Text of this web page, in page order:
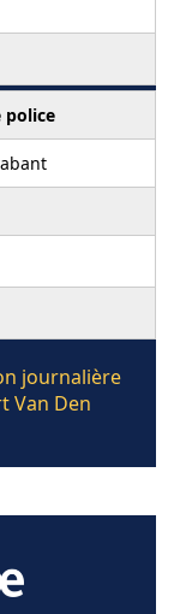
police
journalière
Van Den